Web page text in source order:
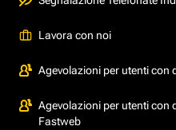
Lavora con noi
Agevolazioni per utenti con
Agevolazioni per utenti con
Fastweb